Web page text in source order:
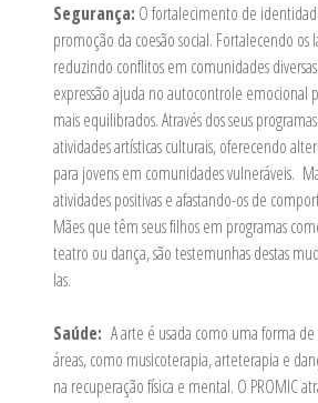
Segurança: O fortalecimento de
promoção da coesão social. Fortalecendo os
reduzindo conflitos em comunidades
expressão ajuda no autocontrole emocional
mais equilibrados. Através dos seus
atividades artísticas culturais, oferecendo
para jovens em comunidades vulneráveis.
atividades positivas e afastando-os de
Mães que têm seus filhos em programas
teatro ou dança, são testemunhas destas
las.
Saúde: A arte é usada como uma forma
áreas, como musicoterapia, arteterapia e
na recuperação física e mental. O PROMIC